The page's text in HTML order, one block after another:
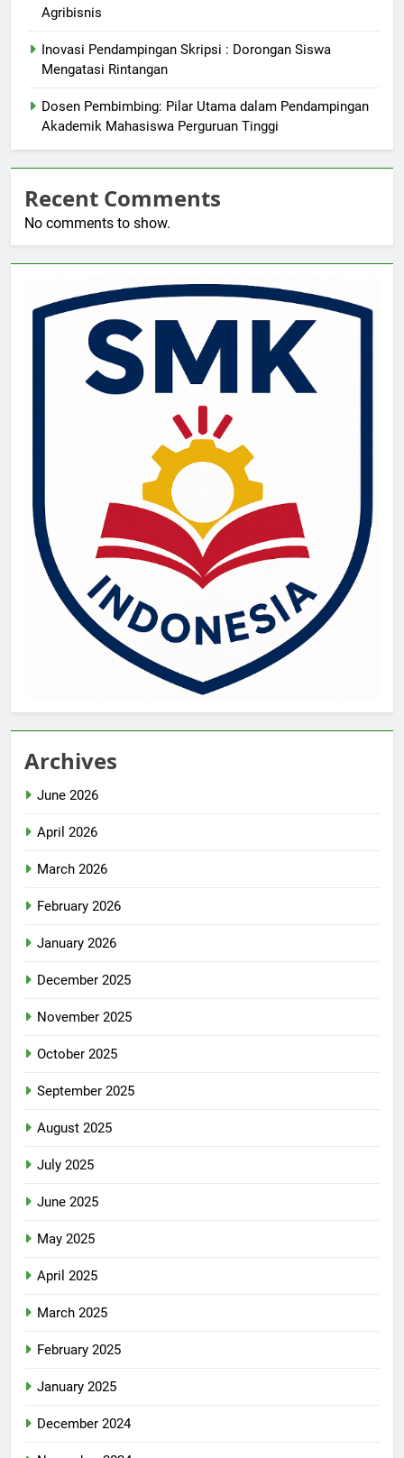
Agribisnis
Inovasi Pendampingan Skripsi : Dorongan Siswa
Mengatasi Rintangan
Dosen Pembimbing: Pilar Utama dalam Pendampingan
Akademik Mahasiswa Perguruan Tinggi
Recent Comments
No comments to show.
Archives
June 2026
April 2026
March 2026
February 2026
January 2026
December 2025
November 2025
October 2025
September 2025
August 2025
July 2025
June 2025
May 2025
April 2025
March 2025
February 2025
January 2025
December 2024